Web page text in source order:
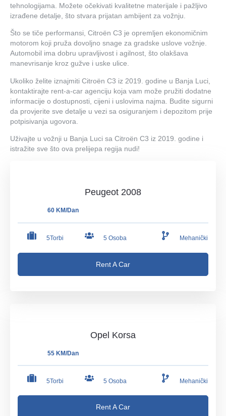
tehnologijama. Možete očekivati kvalitetne materijale i pažljivo
izrađene detalje, što stvara prijatan ambijent za vožnju.
Što se tiče performansi, Citroën C3 je opremljen ekonomičnim
motorom koji pruža dovoljno snage za gradske uslove vožnje.
Automobil ima dobru upravljivost i agilnost, što olakšava
manevrisanje kroz gužve i uske ulice.
Ukoliko želite iznajmiti Citroën C3 iz 2019. godine u Banja Luci,
kontaktirajte rent-a-car agenciju koja vam može pružiti dodatne
informacije o dostupnosti, cijeni i uslovima najma. Budite sigurni
da provjerite sve detalje u vezi sa osiguranjem i depozitom prije
potpisivanja ugovora.
Uživajte u vožnji u Banja Luci sa Citroën C3 iz 2019. godine i
istražite sve što ova prelijepa regija nudi!
Peugeot 2008
60 KM/Dan
5Torbi 5 Osoba Mehanički
Rent A Car
Opel Korsa
55 KM/Dan
5Torbi 5 Osoba Mehanički
Rent A Car